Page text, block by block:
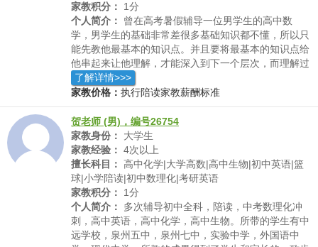
家教积分：
1分
个人简介：
曾在高考暑假辅导一位男学生的高中数
学，男学生的基础非常差很多基础知识都不懂，所以只
能先教他最基本的知识点。并且要将最基本的知识点给
他串起来让他理解，才能深入到下一个层次，而理解过
程中就需要对课本中的例题不断重复强调使他能真正理
解了。因为原本分数偏低，所以后来分数进步就很快，
了解详情>>>
家教价格： 执行陪读家教薪酬标准
贺老师 (男)，编号26754
家教身份：
大学生
家教经验： 4次以上
擅长科目： 高中化学|大学高数|高中生物|初中英语|篮
球|小学陪读|初中数理化|考研英语
家教积分：
1分
个人简介：
多次辅导初中全科，陪读，中考数理化冲
刺，高中英语，高中化学，高中生物。所带的学生有中
远学校，泉州五中，泉州七中，实验中学，外国语中